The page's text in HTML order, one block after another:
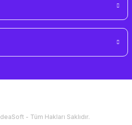
- Tüm Hakları Saklıdır.